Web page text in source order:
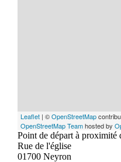
Leaflet | ©OpenStreetMap
OpenStreetMap Teamhosted by
Point de départ à proximité
Rue de l'église
01700 Neyron